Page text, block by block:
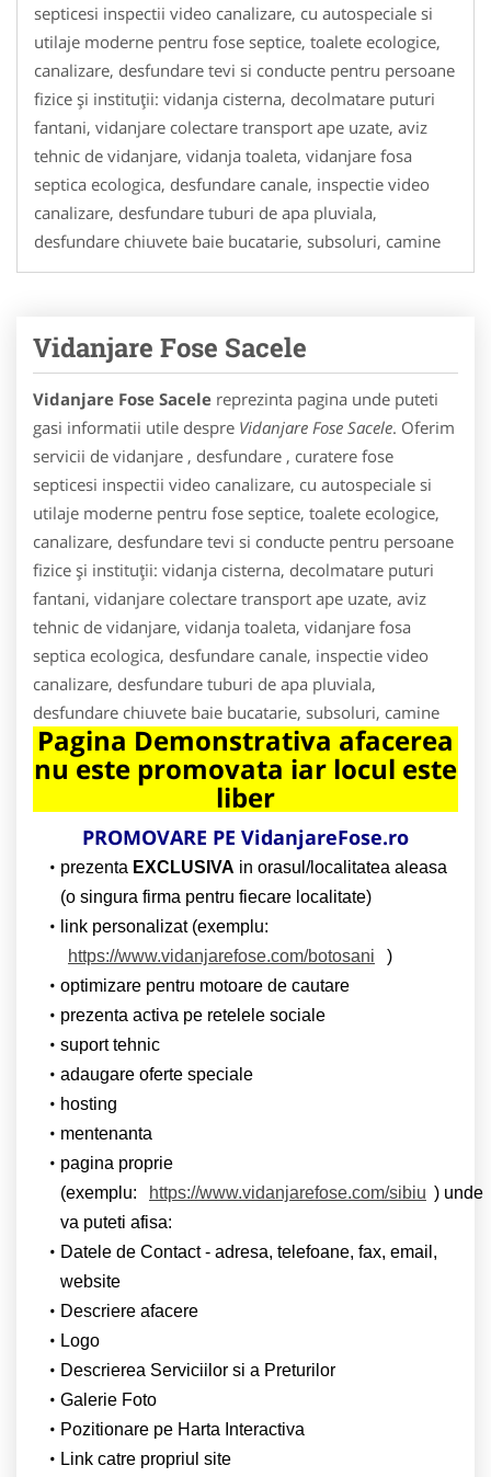
septicesi inspectii video canalizare, cu autospeciale si
utilaje moderne pentru fose septice, toalete ecologice,
canalizare, desfundare tevi si conducte pentru persoane
fizice și instituții: vidanja cisterna, decolmatare puturi
fantani, vidanjare colectare transport ape uzate, aviz
tehnic de vidanjare, vidanja toaleta, vidanjare fosa
septica ecologica, desfundare canale, inspectie video
canalizare, desfundare tuburi de apa pluviala,
desfundare chiuvete baie bucatarie, subsoluri, camine
Vidanjare Fose Sacele
Vidanjare Fose Sacele reprezinta pagina unde puteti
gasi informatii utile despre Vidanjare Fose Sacele. Oferim
servicii de vidanjare , desfundare , curatere fose
septicesi inspectii video canalizare, cu autospeciale si
utilaje moderne pentru fose septice, toalete ecologice,
canalizare, desfundare tevi si conducte pentru persoane
fizice și instituții: vidanja cisterna, decolmatare puturi
fantani, vidanjare colectare transport ape uzate, aviz
tehnic de vidanjare, vidanja toaleta, vidanjare fosa
septica ecologica, desfundare canale, inspectie video
canalizare, desfundare tuburi de apa pluviala,
desfundare chiuvete baie bucatarie, subsoluri, camine
Pagina Demonstrativa afacerea
nu este promovata iar locul este
liber
PROMOVARE PE VidanjareFose.ro
prezenta EXCLUSIVA in orasul/localitatea aleasa
(o singura firma pentru fiecare localitate)
link personalizat (exemplu:
https://www.vidanjarefose.com/botosani
)
optimizare pentru motoare de cautare
prezenta activa pe retelele sociale
suport tehnic
adaugare oferte speciale
hosting
mentenanta
pagina proprie
(exemplu:
https://www.vidanjarefose.com/sibiu ) unde
va puteti afisa:
Datele de Contact - adresa, telefoane, fax, email,
website
Descriere afacere
Logo
Descrierea Serviciilor si a Preturilor
Galerie Foto
Pozitionare pe Harta Interactiva
Link catre propriul site